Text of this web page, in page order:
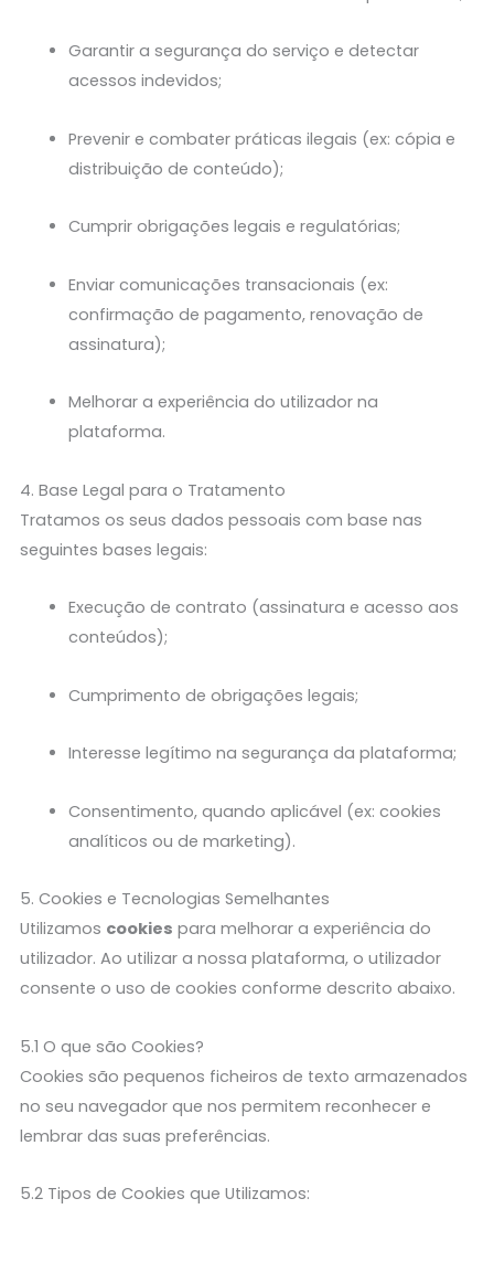
Garantir a segurança do serviço e detectar
acessos indevidos;
Prevenir e combater práticas ilegais (ex: cópia e
distribuição de conteúdo);
Cumprir obrigações legais e regulatórias;
Enviar comunicações transacionais (ex:
confirmação de pagamento, renovação de
assinatura);
Melhorar a experiência do utilizador na
plataforma.
4. Base Legal para o Tratamento
Tratamos os seus dados pessoais com base nas
seguintes bases legais:
Execução de contrato (assinatura e acesso aos
conteúdos);
Cumprimento de obrigações legais;
Interesse legítimo na segurança da plataforma;
Consentimento, quando aplicável (ex: cookies
analíticos ou de marketing).
5. Cookies e Tecnologias Semelhantes
Utilizamos cookies para melhorar a experiência do
utilizador. Ao utilizar a nossa plataforma, o utilizador
consente o uso de cookies conforme descrito abaixo.
5.1 O que são Cookies?
Cookies são pequenos ficheiros de texto armazenados
no seu navegador que nos permitem reconhecer e
lembrar das suas preferências.
5.2 Tipos de Cookies que Utilizamos: